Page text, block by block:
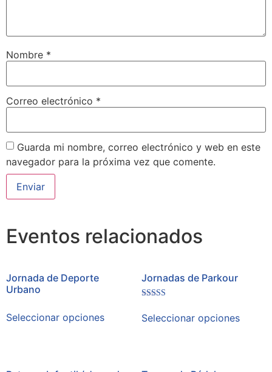
Nombre *
Correo electrónico *
Guarda mi nombre, correo electrónico y web en este
navegador para la próxima vez que comente.
Eventos relacionados
Jornada de Deporte
Urbano
Seleccionar opciones
Jornadas de Parkour
en
4.00
Seleccionar opciones